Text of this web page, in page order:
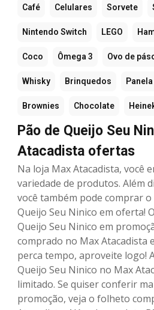
Café Celulares Sorvete
Nintendo Switch LEGO
Coco Ômega 3 Ovo de
Whisky Brinquedos
Brownies Chocolate
Pão de Queijo Seu
Atacadista ofertas
Na loja Max Atacadista, você
variedade de produtos. Além
você também pode comprar
Queijo Seu Ninico em oferta!
Queijo Seu Ninico em
comprado no Max Atacadista
perca tempo, aproveite logo!
Queijo Seu Ninico no Max
limitado. Se quiser conferir
promoção, veja o folheto